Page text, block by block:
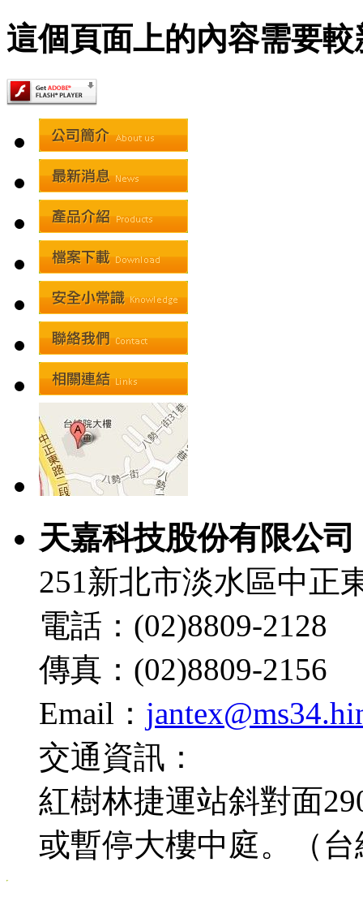
這個頁面上的內容需要
天嘉科技股份有限公司
251新北市淡水區中正
電話：(02)8809-2128
傳真：(02)8809-2156
Email：
交通資訊：
紅樹林捷運站斜對面
或暫停大樓中庭。（